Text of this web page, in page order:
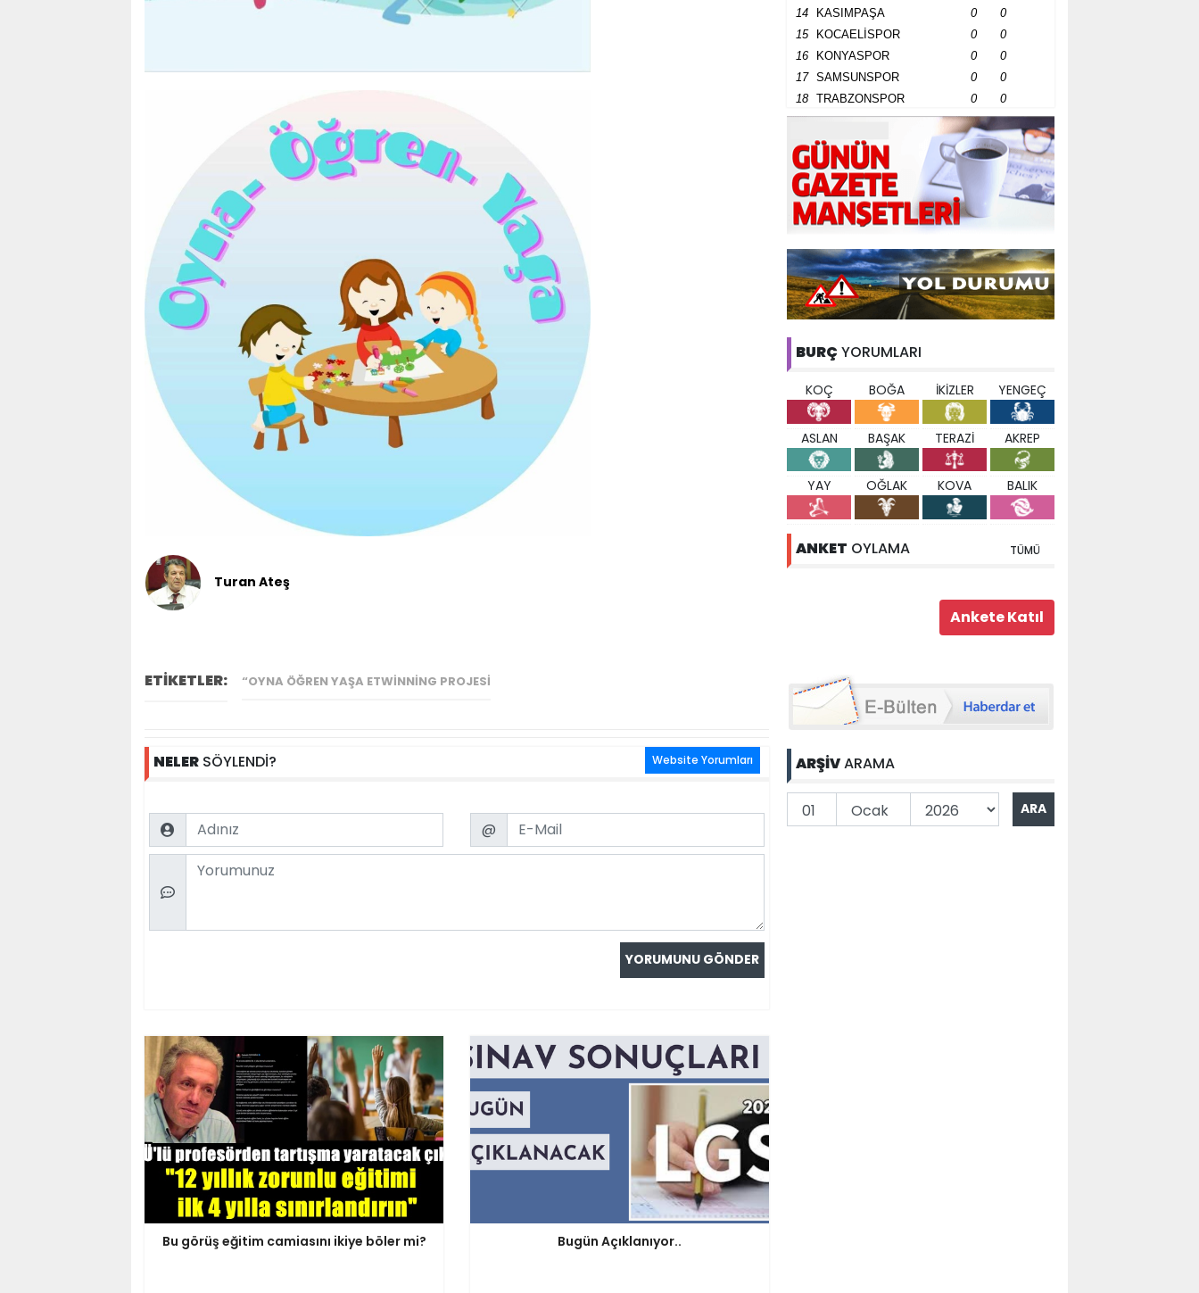
Turan Ateş
ETİKETLER: “OYNA ÖĞREN YAŞA ETWINNING PROJESI
NELER SÖYLENDİ? Website Yorumları
Name Email
@
Comment
Bu görüş eğitim camiasını ikiye böler mi? Bugün Açıklanıyor..
14
KASIMPAŞA 0
0
15
KOCAELİSPOR 0
0
16
KONYASPOR 0
0
17
SAMSUNSPOR 0
0
18
TRABZONSPOR 0 0
BURÇ YORUMLARI
KOÇ BOĞA İKİZLER YENGEÇ
ASLAN BAŞAK TERAZİ AKREP
YAY OĞLAK KOVA BALIK
ANKET OYLAMA TÜMÜ
ARŞİVARAMA